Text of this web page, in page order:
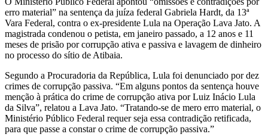
erro material” na sentença da juíza federal Gabriela Hardt, da 13ª
Vara Federal, contra o ex-presidente Lula na Operação Lava Jato. A
magistrada condenou o petista, em janeiro passado, a 12 anos e 11
meses de prisão por corrupção ativa e passiva e lavagem de dinheiro
no processo do sítio de Atibaia.
Segundo a Procuradoria da República, Lula foi denunciado por dez
crimes de corrupção passiva. “Em alguns pontos da sentença houve
menção à prática do crime de corrupção ativa por Luiz Inácio Lula
da Silva”, relatou a Lava Jato. “Tratando-se de mero erro material, o
Ministério Público Federal requer seja essa contradição retificada,
para que passe a constar o crime de corrupção passiva.”